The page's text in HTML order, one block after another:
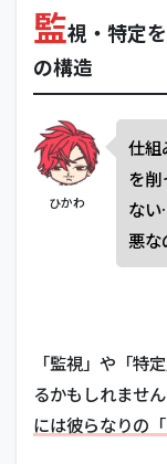
監視・特定
の構造
ひかわ
仕組
を削
な
悪な
「監視」や「特
るかもしれません
には彼らなりの